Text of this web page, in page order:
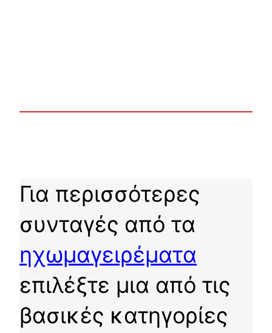
Για περισσότερες
συνταγές από τα
ηχωμαγειρέματα
επιλέξτε μια από τις
βασικές κατηγορίες